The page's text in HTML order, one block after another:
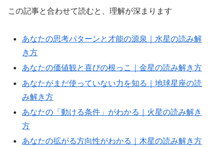
この記事と合わせて読むと、理解が深まります
あなたの思考パターンと才能の源泉｜水星の読み解
き方
あなたの価値観と喜びの根っこ｜金星の読み解き方
あなたがまだ使っていない力を知る｜地球星座の読
み解き方
あなたの「動ける条件」がわかる｜火星の読み解き
方
あなたの拡がる方向性がわかる｜木星の読み解き方